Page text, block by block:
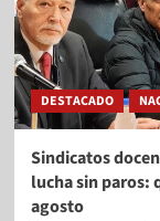
DESTACADO
Sindicatos
lucha sin paros:
agosto